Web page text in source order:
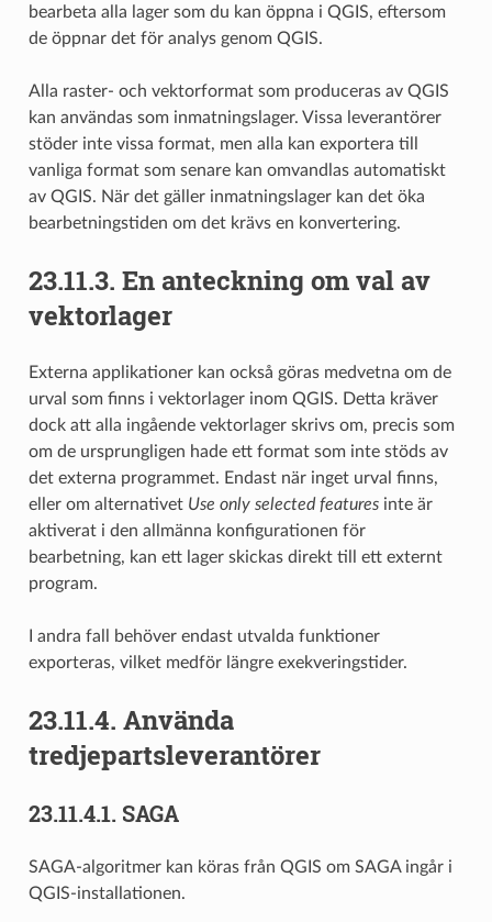
bearbeta alla lager som du kan öppna i QGIS, eftersom
de öppnar det för analys genom QGIS.
Alla raster- och vektorformat som produceras av QGIS
kan användas som inmatningslager. Vissa leverantörer
stöder inte vissa format, men alla kan exportera till
vanliga format som senare kan omvandlas automatiskt
av QGIS. När det gäller inmatningslager kan det öka
bearbetningstiden om det krävs en konvertering.
23.11.3. En anteckning om val av
vektorlager
Externa applikationer kan också göras medvetna om de
urval som finns i vektorlager inom QGIS. Detta kräver
dock att alla ingående vektorlager skrivs om, precis som
om de ursprungligen hade ett format som inte stöds av
det externa programmet. Endast när inget urval finns,
eller om alternativet Use only selected featuresinte är
aktiverat i den allmänna konfigurationen för
bearbetning, kan ett lager skickas direkt till ett externt
program.
I andra fall behöver endast utvalda funktioner
exporteras, vilket medför längre exekveringstider.
23.11.4. Använda
tredjepartsleverantörer
23.11.4.1. SAGA
SAGA-algoritmer kan köras från QGIS om SAGA ingår i
QGIS-installationen.